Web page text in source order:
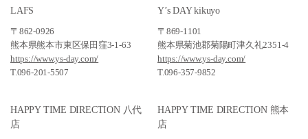
LAFS
〒862-0926
熊本県熊本市東区保田窪3-1-63
https://www.ys-day.com/
T.096-201-5507
Y’s DAY kikuyo
〒869-1101
熊本県菊池郡菊陽町津久礼2351-4
https://www.ys-day.com/
T.096-357-9852
HAPPY TIME DIRECTION 八代
店
HAPPY TIME DIRECTION 熊本
店